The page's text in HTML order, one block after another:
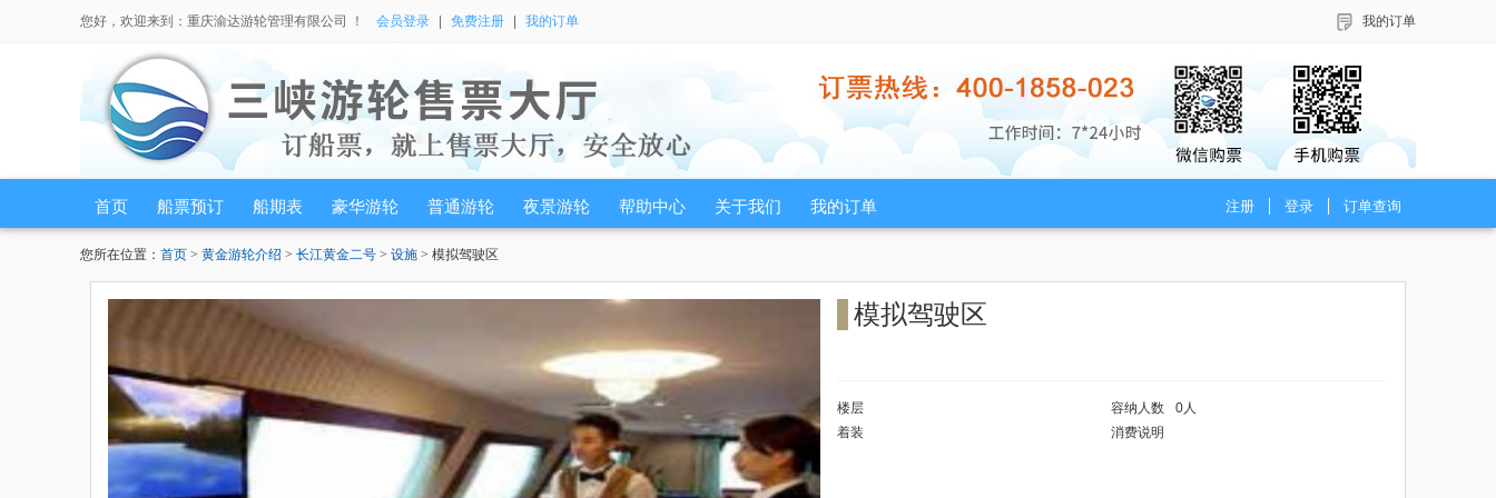
您好，欢迎来到：重庆渝达游轮管理有限公司 ！ 会员登录 免费注册 我的订单 我的订单
首页 船票预订 船期表 豪华游轮 普通游轮 夜景游轮 帮助中心 关于我们 我的订单 订单查询
登录
注册
您所在位置： 首页 > 黄金游轮介绍 > 长江黄金二号 > 设施 > 模拟驾驶区
模拟驾驶区
楼层 容纳人数
0人
着装
消费说明